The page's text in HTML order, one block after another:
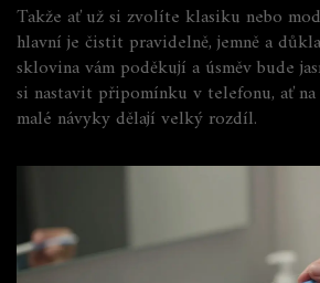
Takže ať už si zvolíte klasiku nebo
hlavní je čistit pravidelně, jemně a
sklovina vám poděkují a úsměv bude
si nastavit připomínku v telefonu, ať
malé návyky dělají velký rozdíl.